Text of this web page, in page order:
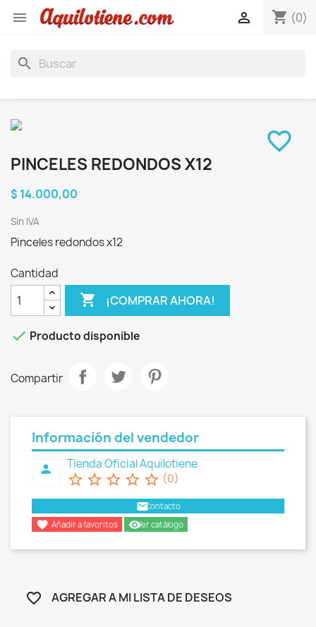
 shopping_cart (0)

search
favorite_border
PINCELES REDONDOS X12
$ 14.000,00
Sin IVA
Pinceles redondos x12
Cantidad
 ¡COMPRAR AHORA!
 Producto disponible
Compartir
Información del vendedor
person Tienda Oficial Aquilotiene
star_border star_border star_border star_border star_border (0)
emailContacto
 Añadir a favoritos remove_red_eyeVer catálogo
favorite_border AGREGAR A MI LISTA DE DESEOS